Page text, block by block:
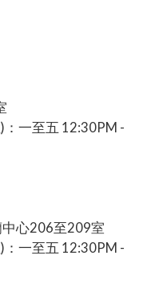
一至五 12:30PM -
心206至209室
一至五 12:30PM -